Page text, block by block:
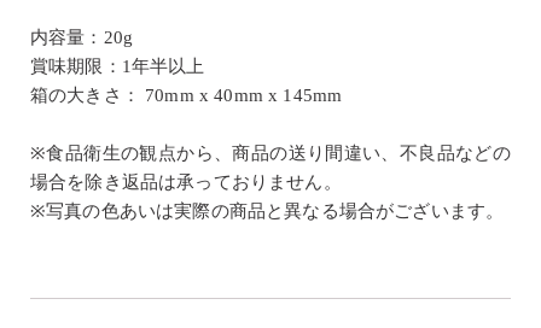
内容量：20g
賞味期限：1年半以上
箱の大きさ： 70mm x 40mm x 145mm
※食品衛生の観点から、商品の送り間違い、不良品などの
場合を除き返品は承っておりません。
※写真の色あいは実際の商品と異なる場合がございます。